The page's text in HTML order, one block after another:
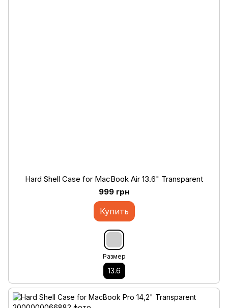
Hard Shell Case for MacBook Air 13.6" Transparent
999 грн
Купить
Размер
13.6